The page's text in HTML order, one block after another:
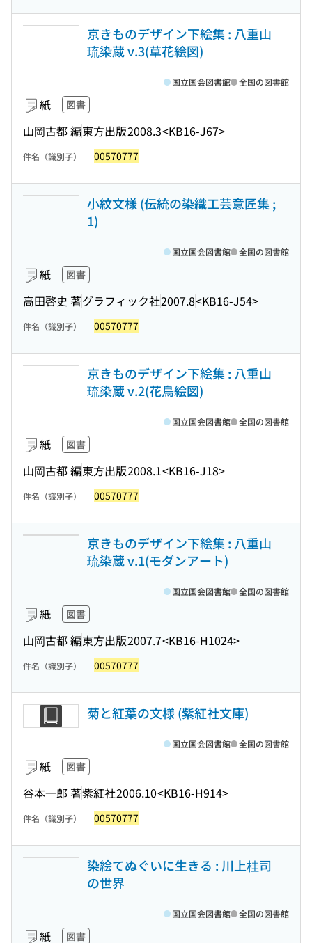
京きものデザイン下絵集 : 八重山
琉染蔵 v.3(草花絵図)
紙 図書
山岡古都 編東方出版2008.3<KB16-J67>
国立国会図書館 全国の図書館
件名（識別子） 00570777
小紋文様 (伝統の染織工芸意匠集 ;
1)
紙 図書
高田啓史 著グラフィック社2007.8<KB16-J54>
国立国会図書館 全国の図書館
件名（識別子） 00570777
京きものデザイン下絵集 : 八重山
琉染蔵 v.2(花鳥絵図)
紙 図書
山岡古都 編東方出版2008.1<KB16-J18>
国立国会図書館 全国の図書館
件名（識別子） 00570777
京きものデザイン下絵集 : 八重山
琉染蔵 v.1(モダンアート)
紙 図書
山岡古都 編東方出版2007.7<KB16-H1024>
国立国会図書館 全国の図書館
件名（識別子） 00570777
菊と紅葉の文様 (紫紅社文庫)
紙 図書
谷本一郎 著紫紅社2006.10<KB16-H914>
国立国会図書館 全国の図書館
件名（識別子） 00570777
染絵てぬぐいに生きる : 川上桂司
の世界
紙 図書
国立国会図書館 全国の図書館